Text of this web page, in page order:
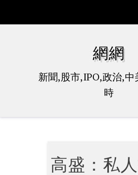
網網
新聞,股市,IPO,政治,
時
高盛：私